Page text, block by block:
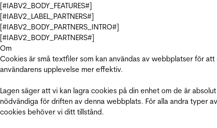
[#IABV2_BODY_FEATURES#]
[#IABV2_LABEL_PARTNERS#]
[#IABV2_BODY_PARTNERS_INTRO#]
[#IABV2_BODY_PARTNERS#]
Om
Cookies är små textfiler som kan användas av webbplatser för att
användarens upplevelse mer effektiv.
Lagen säger att vi kan lagra cookies på din enhet om de är absolut
nödvändiga för driften av denna webbplats. För alla andra typer av
cookies behöver vi ditt tillstånd.